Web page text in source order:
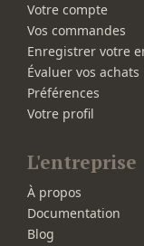
Votre compte
Vos commandes
Enregistrer votre
Évaluer vos achats
Préférences
Votre profil
L'entreprise
À propos
Documentation
Blog